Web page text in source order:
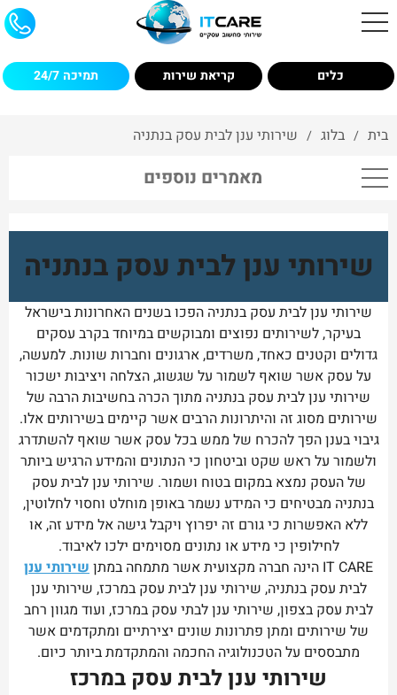
כלים קריאת שירות תמיכה 24/7
בית / בלוג / שירותי ענן לבית עסק בנתניה
מאמרים נוספים
שירותי ענן לבית עסק בנתניה
שירותי ענן לבית עסק בנתניה הפכו בשנים האחרונות בישראל
בעיקר, לשירותים נפוצים ומבוקשים במיוחד בקרב עסקים
גדולים וקטנים כאחד, משרדים, ארגונים וחברות שונות. למעשה,
על עסק אשר שואף לשמור על שגשוג, הצלחה ויציבות ישכור
שירותי ענן לבית עסק בנתניה מתוך הכרה בחשיבות הרבה של
שירותים מסוג זה והיתרונות הרבים אשר קיימים בשירותים אלו.
גיבוי בענן הפך להכרח של ממש בכל עסק אשר שואף להשתדרג
ולשמור על ראש שקט וביטחון כי הנתונים והמידע הרגיש ביותר
של העסק נמצא במקום בטוח ושמור. שירותי ענן לבית עסק
בנתניה מבטיחים כי המידע נשמר באופן מוחלט וחסוי לחלוטין,
ללא האפשרות כי גורם זה יפרוץ ויקבל גישה אל מידע זה, או
לחילופין כי מידע או נתונים מסוימים ילכו לאיבוד.
IT CARE הינה חברה מקצועית אשר מתמחה במתן
שירותי ענן
לבית עסק בנתניה, שירותי ענן לבית עסק במרכז, שירותי ענן
לבית עסק בצפון, שירותי ענן לבתי עסק במרכז, ועוד מגוון רחב
של שירותים ומתן פתרונות שונים יצירתיים ומתקדמים אשר
מתבססים על הטכנולוגיה החכמה והמתקדמת ביותר כיום.
שירותי ענן לבית עסק במרכז